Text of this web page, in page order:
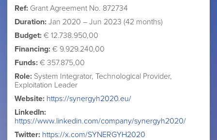
Ref: Grant Agreement No. 872734
Duration: Jan 2020 – Jun 2023 (42 months)
Budget: € 12.738.950,00
Financing: € 9.929.240,00
Funds: € 357.875,00
Role: System Integrator, Technological Provider,
Exploitation Leader
Website: https://synergyh2020.eu/
LinkedIn:
https://www.linkedin.com/company/synergyh2020/
Twitter: https://x.com/SYNERGYH2020